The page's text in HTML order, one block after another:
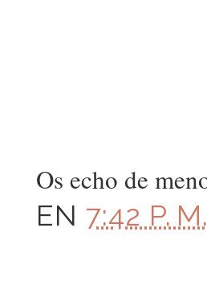
Os echo de
EN 7:42 P. M.